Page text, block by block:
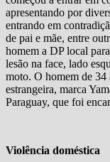
apresentando por
entrando em
de pai e mãe, entre
homem a DP local
lesão na face, lado
moto. O homem de 34
estrangeira, marca
Paraguay, que foi
Violência doméstica